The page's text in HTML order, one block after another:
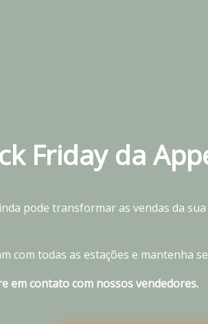
Friday da
pode transformar as vendas da
com todas as estações e mantenha
em contato com nossos vendedores.